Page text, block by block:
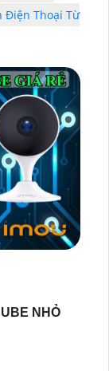
Điện Thoại Từ
NHỎ